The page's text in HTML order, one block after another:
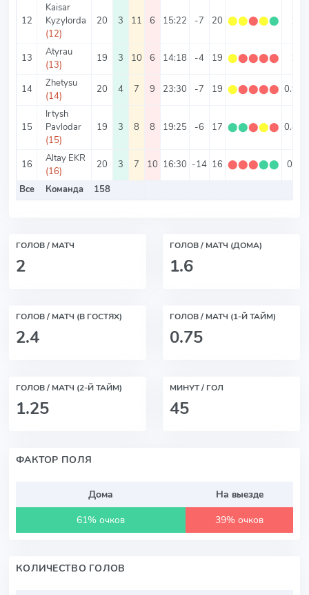
12
Kaisar
Kyzylorda
(12)
20 3 11 6 15:22 -7 20 ⬤⬤⬤⬤⬤ 1
13
Atyrau
(13)
19 3 10 6 14:18 -4 19 ⬤⬤⬤⬤⬤ 1
14
Zhetysu
(14)
20 4 7 9 23:30 -7 19 ⬤⬤⬤⬤⬤ 0.95
15
Irtysh
Pavlodar
(15)
19 3 8 8 19:25 -6 17 ⬤⬤⬤⬤⬤ 0.89
16
Altay EKR
(16)
20 3 7 10 16:30 -14 16 ⬤⬤⬤⬤⬤
0.8
Все
Команда 158
ГОЛОВ / МАТЧ
2
ГОЛОВ / МАТЧ (ДОМА)
1.6
ГОЛОВ / МАТЧ (В ГОСТЯХ)
2.4
ГОЛОВ / МАТЧ (1-Й ТАЙМ)
0.75
ГОЛОВ / МАТЧ (2-Й ТАЙМ)
1.25
МИНУТ / ГОЛ
45
ФАКТОР ПОЛЯ
Дома
На выезде
61% очков
39% очков
КОЛИЧЕСТВО ГОЛОВ